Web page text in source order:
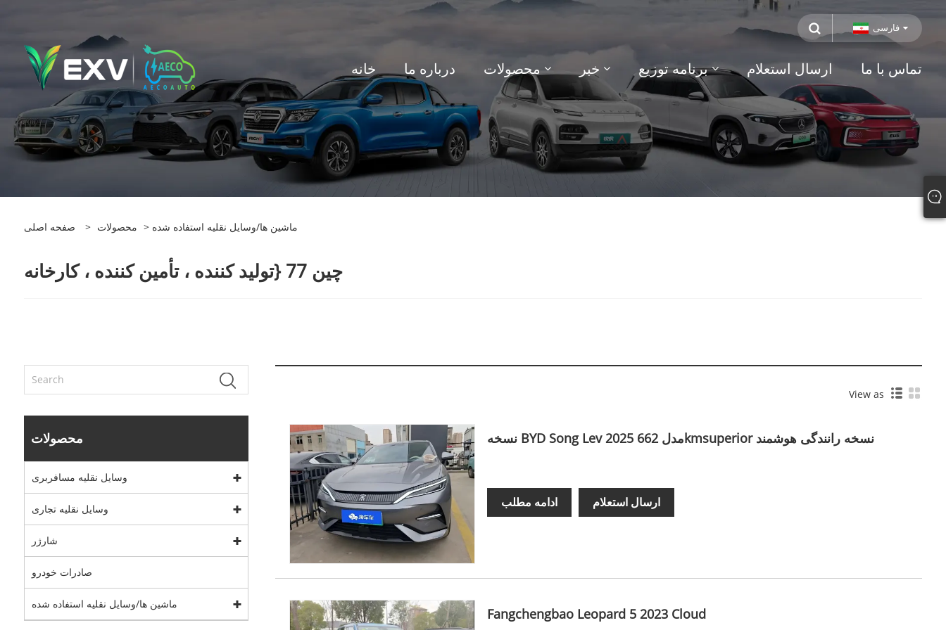
فارسی
خانه درباره ما محصولات خبر برنامه توزیع ارسال استعلام تماس با ما
صفحه اصلی > محصولات > ماشین ها/وسایل نقلیه استفاده شده
چین 77 {تولید کننده ، تأمین کننده ، کارخانه
محصولات
وسایل نقلیه مسافربری
وسایل نقلیه تجاری
شارژر
صادرات خودرو
ماشین ها/وسایل نقلیه استفاده شده
View as
نسخه BYD Song Lev 2025 مدل 662kmsuperior نسخه رانندگی هوشمند
ادامه مطلب ارسال استعلام
Fangchengbao Leopard 5 2023 Cloud